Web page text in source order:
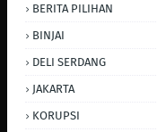
BERITA PILIHAN
BINJAI
DELI SERDANG
JAKARTA
KORUPSI